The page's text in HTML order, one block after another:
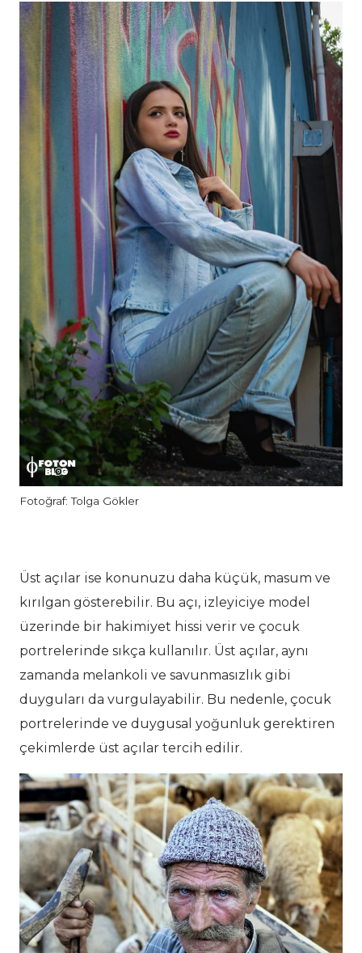
Fotoğraf: Tolga Gökler
Üst açılar ise konunuzu daha küçük, masum ve
kırılgan gösterebilir. Bu açı, izleyiciye model
üzerinde bir hakimiyet hissi verir ve çocuk
portrelerinde sıkça kullanılır. Üst açılar, aynı
zamanda melankoli ve savunmasızlık gibi
duyguları da vurgulayabilir. Bu nedenle, çocuk
portrelerinde ve duygusal yoğunluk gerektiren
çekimlerde üst açılar tercih edilir.